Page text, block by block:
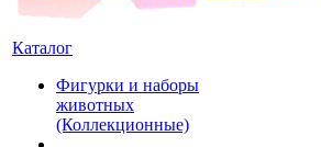
Каталог
Фигурки и наборы
животных
(Коллекционные)